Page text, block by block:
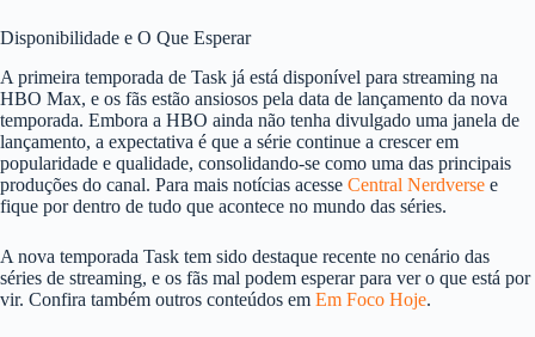
Disponibilidade e O Que Esperar
A primeira temporada de Task já está disponível para streaming na
HBO Max, e os fãs estão ansiosos pela data de lançamento da nova
temporada. Embora a HBO ainda não tenha divulgado uma janela de
lançamento, a expectativa é que a série continue a crescer em
popularidade e qualidade, consolidando-se como uma das principais
produções do canal. Para mais notícias acesse Central Nerdverse e
fique por dentro de tudo que acontece no mundo das séries.
A nova temporada Task tem sido destaque recente no cenário das
séries de streaming, e os fãs mal podem esperar para ver o que está por
vir. Confira também outros conteúdos em Em Foco Hoje.